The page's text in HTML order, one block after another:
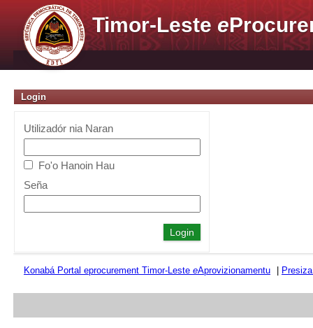
Timor-Lestee
Login
Utilizadór nia Naran
Fo'o Hanoin Hau
Seña
Konabá Portal eprocurement Timor-Leste eAprovizionamentu